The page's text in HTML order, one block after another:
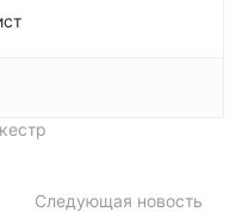
Следующая новость